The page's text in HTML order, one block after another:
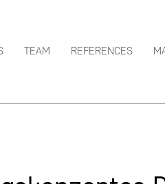
TEAM REFERENCES